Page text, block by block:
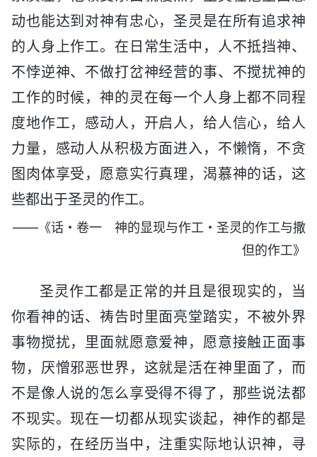
动也能达到对神有忠心，圣灵是在所有追求神
的人身上作工。在日常生活中，人不抵挡神、
不悖逆神、不做打岔神经营的事、不搅扰神的
工作的时候，神的灵在每一个人身上都不同程
度地作工，感动人，开启人，给人信心，给人
力量，感动人从积极方面进入，不懒惰，不贪
图肉体享受，愿意实行真理，渴慕神的话，这
些都出于圣灵的作工。
——《话・卷一 神的显现与作工・圣灵的作工与撒
但的作工》
圣灵作工都是正常的并且是很现实的，当
你看神的话、祷告时里面亮堂踏实，不被外界
事物搅扰，里面就愿意爱神，愿意接触正面事
物，厌憎邪恶世界，这就是活在神里面了，而
不是像人说的怎么享受得不得了，那些说法都
不现实。现在一切都从现实谈起，神作的都是
实际的，在经历当中，注重实际地认识神，寻